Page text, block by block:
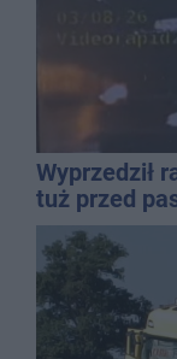
Wyprzedził
tuż przed